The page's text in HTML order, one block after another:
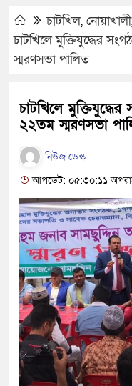
চাটখিল, নোয়াখালী
চাটখিলে মুক্তিযুদ্ধের
স্মরণসভা পালিত
চাটখিলে
২২তম স্মরণসভা
নিউজ ডেস্ক
আপডেট: ০৫:৩০:১১